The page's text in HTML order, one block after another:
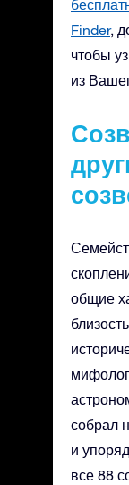
Finder,
чтобы
из
общие
собрал
и
все 88